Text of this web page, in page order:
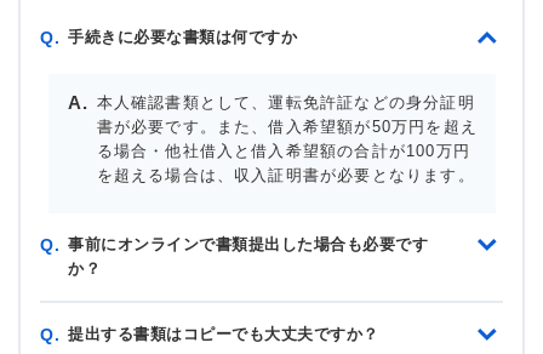
Q. 手続きに必要な書類は何ですか
本人確認書類として、運転免許証などの身分証明
書が必要です。また、借入希望額が50万円を超え
る場合・他社借入と借入希望額の合計が100万円
を超える場合は、収入証明書が必要となります。
Q. 事前にオンラインで書類提出した場合も必要です
か？
Q. 提出する書類はコピーでも大丈夫ですか？